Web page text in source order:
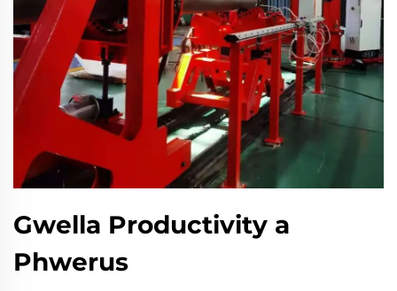
Gwella Productivity a
Phwerus